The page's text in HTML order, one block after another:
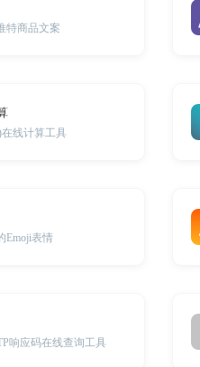
特商品文案
线计算工具
Emoji表情
响应码在线查询工具